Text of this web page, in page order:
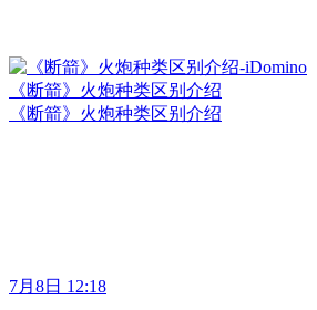
《断箭》火炮种类区别介绍
《断箭》火炮种类区别介绍
7月8日 12:18